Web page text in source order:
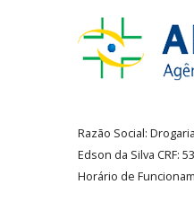
Razão Social:
Edson da Silva CRF:
Horário de